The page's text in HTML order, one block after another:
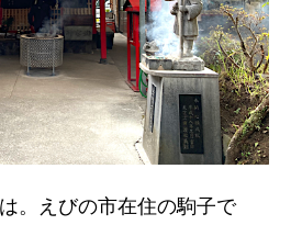
。えびの市在住の駒子で